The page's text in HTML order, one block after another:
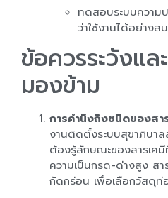
ทดสอบระบบความ
ว่าใช้งานได้อย่าง
ข้อควรระวังแ
มองข้าม
การคำนึงถึงชนิดของสา
งานติดตั้งระบบสุขาภิบา
ต้องรู้ลักษณะของสารเค
ความเป็นกรด-ด่างสูง สา
กัดกร่อน เพื่อเลือกวัสดุท่